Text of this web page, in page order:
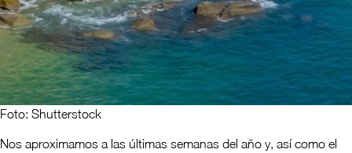
Foto: Shutterstock
Nos aproximamos a las últimas semanas del año y, así como el